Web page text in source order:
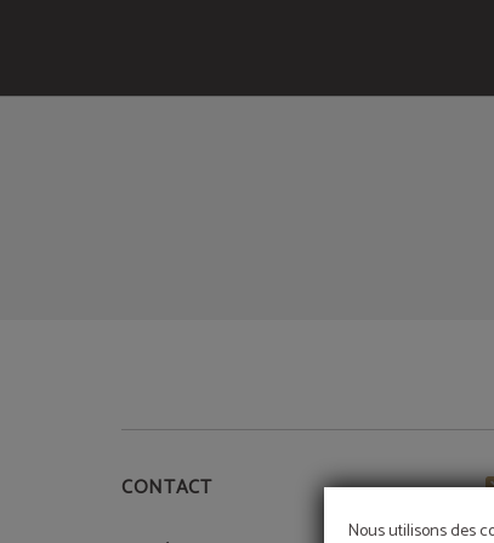
Nous utilisons des
CONTACT